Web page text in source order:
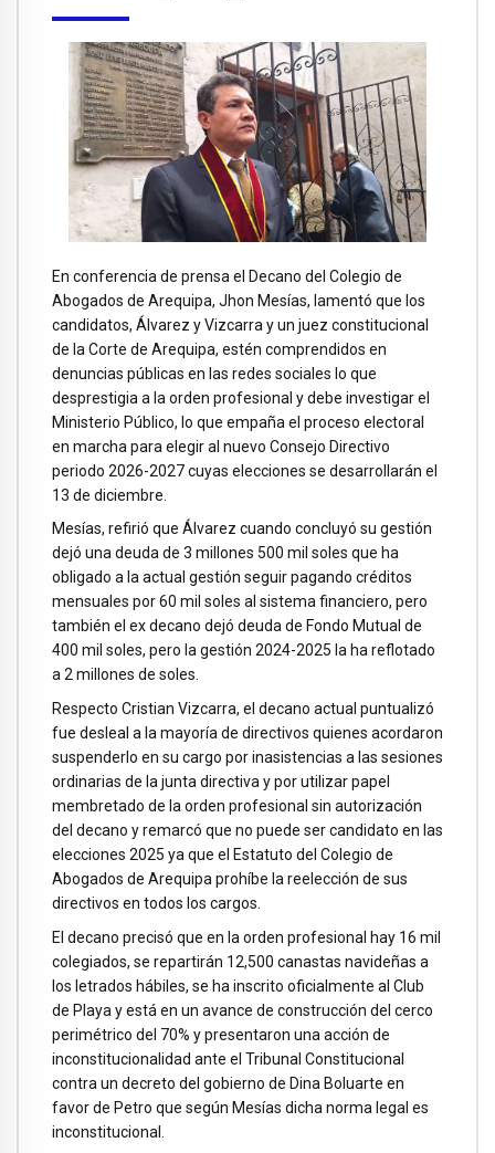
En conferencia de prensa el Decano del Colegio de
Abogados de Arequipa, Jhon Mesías, lamentó que los
candidatos, Álvarez y Vizcarra y un juez constitucional
de la Corte de Arequipa, estén comprendidos en
denuncias públicas en las redes sociales lo que
desprestigia a la orden profesional y debe investigar el
Ministerio Público, lo que empaña el proceso electoral
en marcha para elegir al nuevo Consejo Directivo
periodo 2026-2027 cuyas elecciones se desarrollarán el
13 de diciembre.
Mesías, refirió que Álvarez cuando concluyó su gestión
dejó una deuda de 3 millones 500 mil soles que ha
obligado a la actual gestión seguir pagando créditos
mensuales por 60 mil soles al sistema financiero, pero
también el ex decano dejó deuda de Fondo Mutual de
400 mil soles, pero la gestión 2024-2025 la ha reflotado
a 2 millones de soles.
Respecto Cristian Vizcarra, el decano actual puntualizó
fue desleal a la mayoría de directivos quienes acordaron
suspenderlo en su cargo por inasistencias a las sesiones
ordinarias de la junta directiva y por utilizar papel
membretado de la orden profesional sin autorización
del decano y remarcó que no puede ser candidato en las
elecciones 2025 ya que el Estatuto del Colegio de
Abogados de Arequipa prohíbe la reelección de sus
directivos en todos los cargos.
El decano precisó que en la orden profesional hay 16 mil
colegiados, se repartirán 12,500 canastas navideñas a
los letrados hábiles, se ha inscrito oficialmente al Club
de Playa y está en un avance de construcción del cerco
perimétrico del 70% y presentaron una acción de
inconstitucionalidad ante el Tribunal Constitucional
contra un decreto del gobierno de Dina Boluarte en
favor de Petro que según Mesías dicha norma legal es
inconstitucional.